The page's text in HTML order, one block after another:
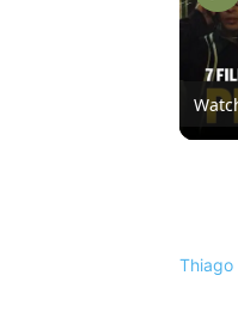
Thiago